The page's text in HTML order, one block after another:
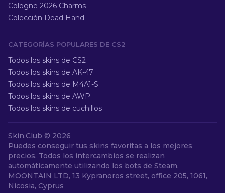
Cologne 2026 Charms
Colección Dead Hand
CATEGORÍAS POPULARES DE CS2
Todos los skins de CS2
Todos los skins de AK-47
Todos los skins de M4A1-S
Todos los skins de AWP
Todos los skins de cuchillos
Skin.Club © 2026
Puedes conseguir tus skins favoritas a los mejores
precios. Todos los intercambios se realizan
automáticamente utilizando los bots de Steam.
MOONTAIN LTD, 13 Kypranoros street, office 205, 1061,
Nicosia, Cyprus